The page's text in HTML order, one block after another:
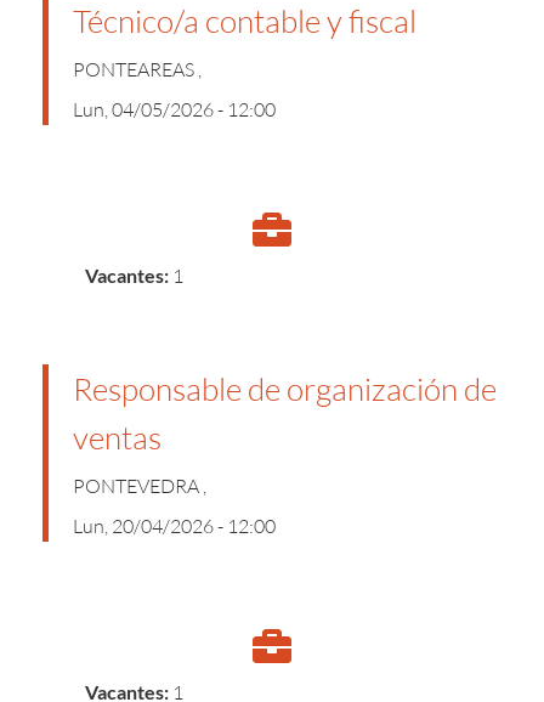
Técnico/a contable y fiscal
PONTEAREAS ,
Lun, 04/05/2026 - 12:00
Vacantes: 1
Responsable de organización de
ventas
PONTEVEDRA ,
Lun, 20/04/2026 - 12:00
Vacantes: 1